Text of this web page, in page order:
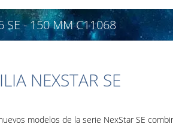
SE - 150 MM C11068
NEXSTAR SE
modelos de la serie NexStar SE